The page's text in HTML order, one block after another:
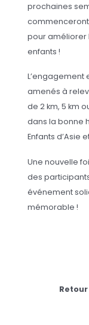
prochaines
pour améliorer
enfants !
L’engagement
amenés à
de 2 km, 5 km
dans la bonne
Enfants d’Asie
Une nouvelle
des
événement
mémorable !